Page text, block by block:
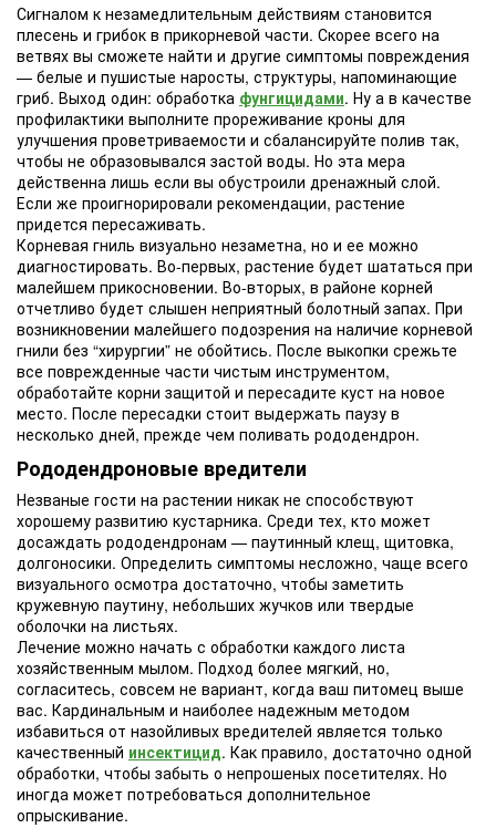
Сигналом к незамедлительным действиям становится
плесень и грибок в прикорневой части. Скорее всего на
ветвях вы сможете найти и другие симптомы повреждения
— белые и пушистые наросты, структуры, напоминающие
гриб. Выход один: обработка фунгицидами. Ну а в качестве
профилактики выполните прореживание кроны для
улучшения проветриваемости и сбалансируйте полив так,
чтобы не образовывался застой воды. Но эта мера
действенна лишь если вы обустроили дренажный слой.
Если же проигнорировали рекомендации, растение
придется пересаживать.
Корневая гниль визуально незаметна, но и ее можно
диагностировать. Во-первых, растение будет шататься при
малейшем прикосновении. Во-вторых, в районе корней
отчетливо будет слышен неприятный болотный запах. При
возникновении малейшего подозрения на наличие корневой
гнили без “хирургии” не обойтись. После выкопки срежьте
все поврежденные части чистым инструментом,
обработайте корни защитой и пересадите куст на новое
место. После пересадки стоит выдержать паузу в
несколько дней, прежде чем поливать рододендрон.
Рододендроновые вредители
Незваные гости на растении никак не способствуют
хорошему развитию кустарника. Среди тех, кто может
досаждать рододендронам — паутинный клещ, щитовка,
долгоносики. Определить симптомы несложно, чаще всего
визуального осмотра достаточно, чтобы заметить
кружевную паутину, небольших жучков или твердые
оболочки на листьях.
Лечение можно начать с обработки каждого листа
хозяйственным мылом. Подход более мягкий, но,
согласитесь, совсем не вариант, когда ваш питомец выше
вас. Кардинальным и наиболее надежным методом
избавиться от назойливых вредителей является только
качественный инсектицид. Как правило, достаточно одной
обработки, чтобы забыть о непрошеных посетителях. Но
иногда может потребоваться дополнительное
опрыскивание.